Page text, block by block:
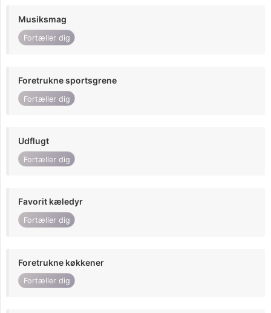
Musiksmag
Fortæller dig
Foretrukne sportsgrene
Fortæller dig
Udflugt
Fortæller dig
Favorit kæledyr
Fortæller dig
Foretrukne køkkener
Fortæller dig